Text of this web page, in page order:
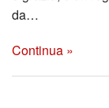
da…
Continua »